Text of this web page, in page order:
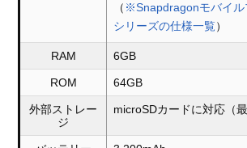
（ ※Snapdragonモバイル
シリーズの仕様一覧）
RAM 6GB
ROM 64GB
外部ストレー
ジ
microSDカードに対応（